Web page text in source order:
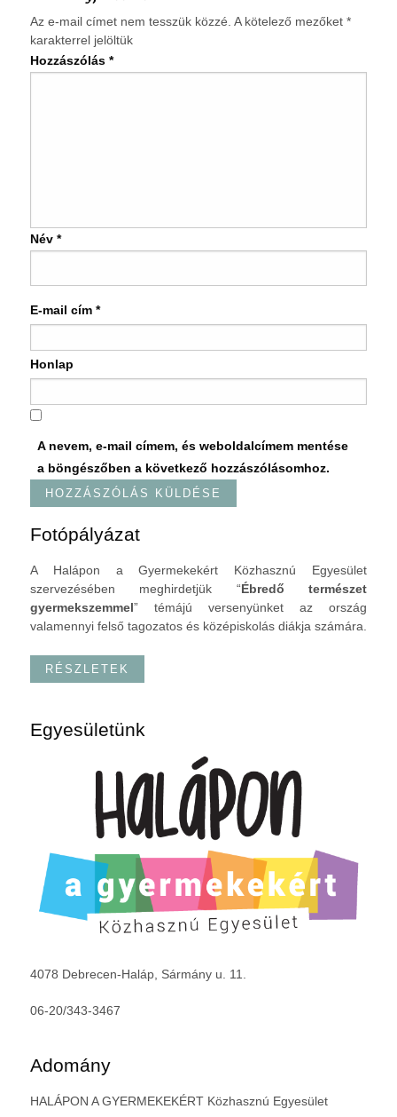
Az e-mail címet nem tesszük közzé. A kötelező mezőket *
karakterrel jelöltük
Hozzászólás *
Név *
E-mail cím *
Honlap
A nevem, e-mail címem, és weboldalcímem mentése
a böngészőben a következő hozzászólásomhoz.
Fotópályázat
A Halápon a Gyermekekért Közhasznú Egyesület
szervezésében meghirdetjük “Ébredő természet
gyermekszemmel” témájú versenyünket az ország
valamennyi felső tagozatos és középiskolás diákja számára.
RÉSZLETEK
Egyesületünk
4078 Debrecen-Haláp, Sármány u. 11.
06-20/343-3467
Adomány
HALÁPON A GYERMEKEKÉRT Közhasznú Egyesület